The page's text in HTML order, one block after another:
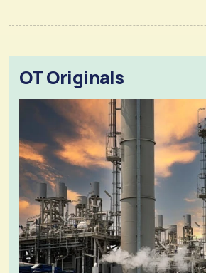
OT Originals